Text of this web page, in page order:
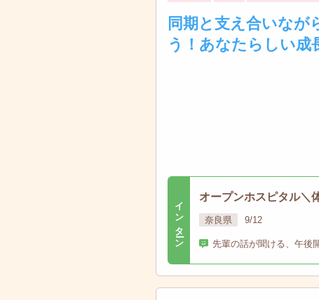
同期と支え合いなが
う！あなたらしい成
インターン オープンホスピタル＼
奈良県 9/12
先輩の話が聞ける、午後